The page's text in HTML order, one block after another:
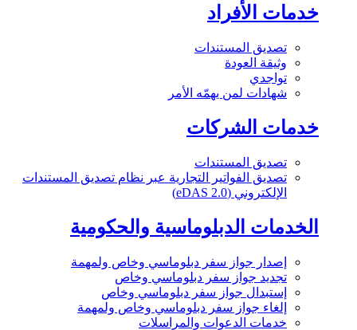
خدمات الأفراد
تصديق المستندات
وثيقة العودة
تواجدي
شهادات لمن يهمّه الأمر
خدمات الشركات
تصديق المستندات
تصديق الفواتير التجارية عبر نظام تصديق المستندات
الإلكتروني (eDAS 2.0)
الخدمات الدبلوماسية والحكومية
إصدار جواز سفر دبلوماسي وخاص ولمهمة
تجديد جواز سفر دبلوماسي وخاص
إستبدال جواز سفر دبلوماسي وخاص
إلغاء جواز سفر دبلوماسي وخاص ولمهمة
خدمات الدعوات والمراسلات